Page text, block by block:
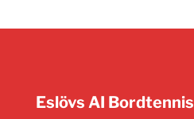
Eslövs AI Bordtennis